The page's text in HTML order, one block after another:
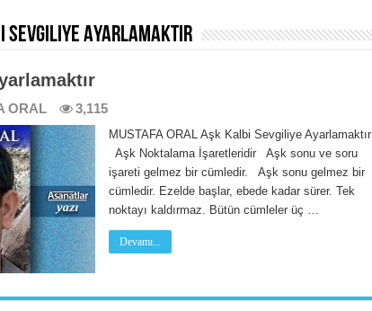
Sevgiliye Ayarlamaktır
ORAL 3,115
MUSTAFA ORAL Aşk Kalbi Sevgiliye Ayarlamaktır
Aşk Noktalama İşaretleridir Aşk sonu ve soru
işareti gelmez bir cümledir. Aşk sonu gelmez bir
cümledir. Ezelde başlar, ebede kadar sürer. Tek
noktayı kaldırmaz. Bütün cümleler üç …
Devamı...